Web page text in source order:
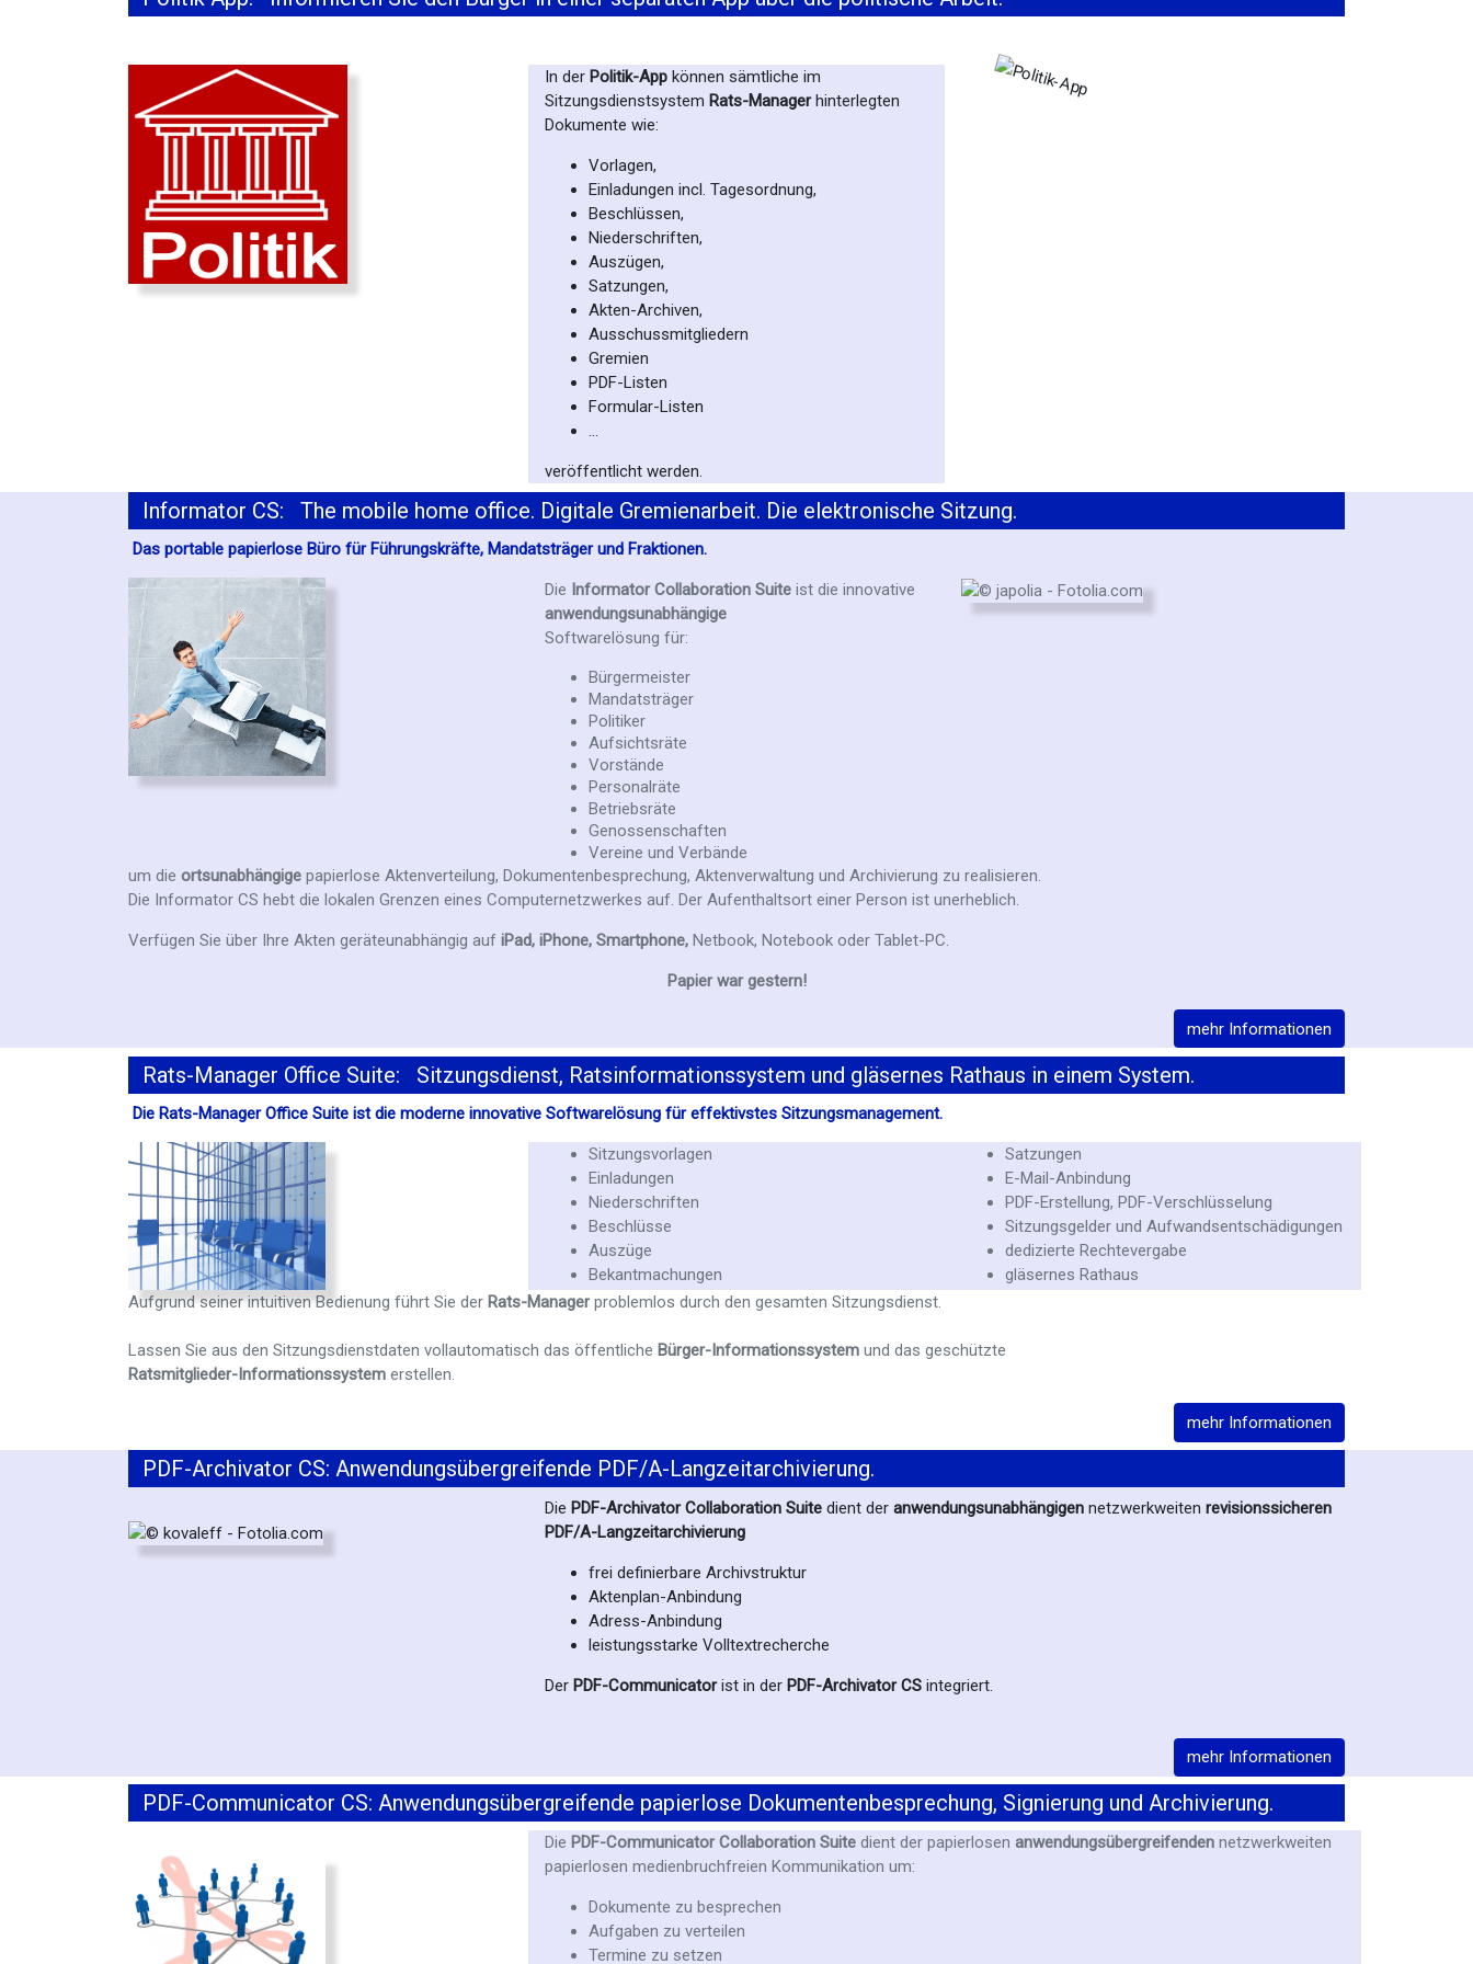
In der Politik-App können sämtliche im
Sitzungsdienstsystem Rats-Managerhinterlegten
Dokumente wie:
Vorlagen,
Einladungen incl. Tagesordnung,
Beschlüssen,
Niederschriften,
Auszügen,
Satzungen,
Akten-Archiven,
Ausschussmitgliedern
Gremien
PDF-Listen
Formular-Listen
…
veröffentlicht werden.
Informator CS: The mobile home office. Digitale Gremienarbeit. Die elektronische Sitzung.
Das portable papierlose Büro für Führungskräfte, Mandatsträger und Fraktionen.
Die Informator Collaboration Suite ist die innovative
anwendungsunabhängige
Softwarelösung für:
Bürgermeister
Mandatsträger
Politiker
Aufsichtsräte
Vorstände
Personalräte
Betriebsräte
Genossenschaften
Vereine und Verbände
um die ortsunabhängige papierlose Aktenverteilung, Dokumentenbesprechung, Aktenverwaltung und Archivierung zu realisieren.
Die Informator CS hebt die lokalen Grenzen eines Computernetzwerkes auf. Der Aufenthaltsort einer Person ist unerheblich.
Verfügen Sie über Ihre Akten geräteunabhängig auf iPad, iPhone, Smartphone, Netbook, Notebook oder Tablet-PC.
Papier war gestern!
mehr Informationen
Rats-Manager Office Suite: Sitzungsdienst, Ratsinformationssystem und gläsernes Rathaus in einem System.
Die Rats-Manager Office Suite ist die moderne innovative Softwarelösung für effektivstes Sitzungsmanagement.
Sitzungsvorlagen
Einladungen
Niederschriften
Beschlüsse
Auszüge
Bekantmachungen
Satzungen
E-Mail-Anbindung
PDF-Erstellung, PDF-Verschlüsselung
Sitzungsgelder und Aufwandsentschädigungen
dedizierte Rechtevergabe
gläsernes Rathaus
Aufgrund seiner intuitiven Bedienung führt Sie der Rats-Managerproblemlos durch den gesamten Sitzungsdienst.
Lassen Sie aus den Sitzungsdienstdaten vollautomatisch das öffentliche Bürger-Informationssystem und das geschützte
Ratsmitglieder-Informationssystem erstellen.
mehr Informationen
PDF-Archivator CS: Anwendungsübergreifende PDF/A-Langzeitarchivierung.
Die PDF-Archivator Collaboration Suite dient der anwendungsunabhängigen netzwerkweiten revisionssicheren
PDF/A-Langzeitarchivierung
frei definierbare Archivstruktur
Aktenplan-Anbindung
Adress-Anbindung
leistungsstarke Volltextrecherche
Der PDF-Communicatorist in der PDF-Archivator CS integriert.
mehr Informationen
PDF-Communicator CS: Anwendungsübergreifende papierlose Dokumentenbesprechung, Signierung und Archivierung.
Die PDF-Communicator Collaboration Suite dient der papierlosen anwendungsübergreifenden netzwerkweiten
papierlosen medienbruchfreien Kommunikation um:
Dokumente zu besprechen
Aufgaben zu verteilen
Termine zu setzen